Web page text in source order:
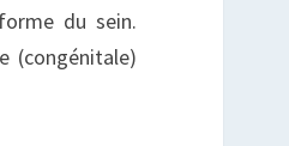
du sein.
(congénitale)